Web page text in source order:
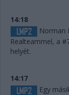
14:18
Norman
Realteammel, a
helyét.
14:17
Egy